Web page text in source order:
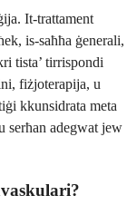
It-trattament
is-saħħa ġenerali,
tista’ tirrispondi
fiżjoterapija, u
kkunsidrata meta
serħan adegwat jew